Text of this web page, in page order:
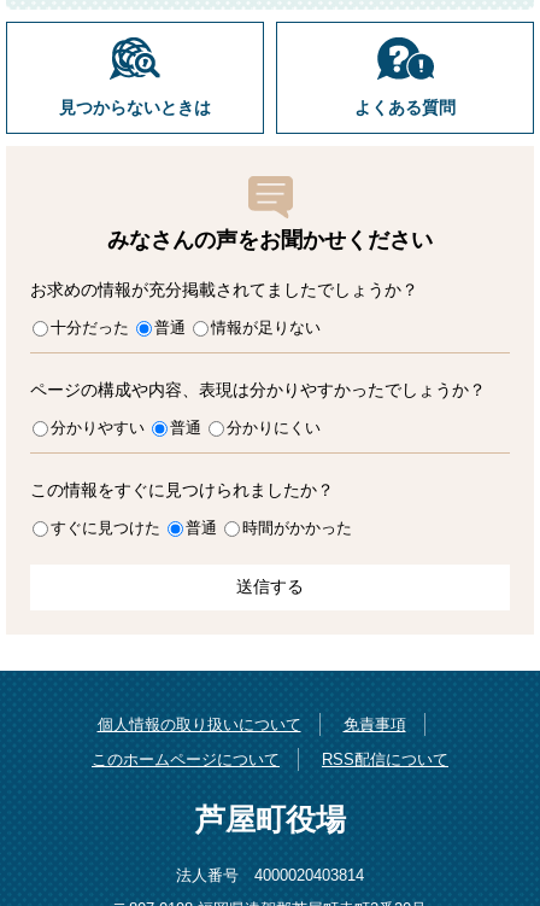
見つからないときは よくある質問
みなさんの声をお聞かせ ください
お求めの情報が充分掲載されてましたでしょうか？
十分だった 普通 情報が足りない
ページの構成や内容、表現は分かりやすかったでしょうか？
分かりやすい 普通 分かりにくい
この情報をすぐに見つけられましたか？
すぐに見つけた 普通 時間がかかった
個人情報の取り扱いについて
免責事項
このホームページについて
RSS配信について
芦屋町役場
法人番号 4000020403814